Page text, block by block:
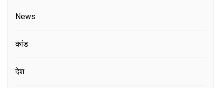
News
कांड
देश